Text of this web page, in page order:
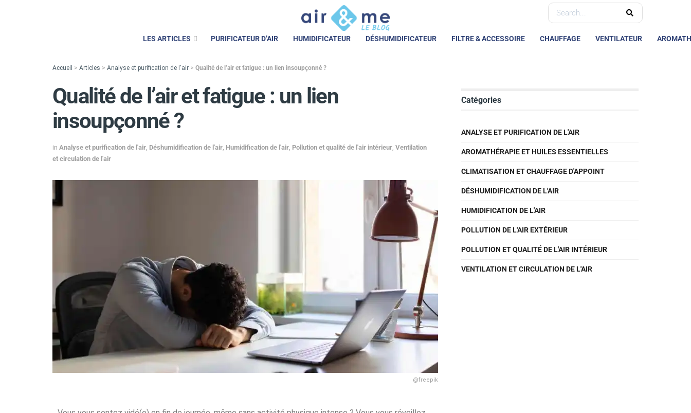
LES ARTICLES PURIFICATEUR D’AIR HUMIDIFICATEUR DÉSHUMIDIFICATEUR FILTRE & ACCESSOIRE CHAUFFAGE VENTILATEUR
Accueil > Articles > Analyse et purification de l'air > Qualité de l’air et fatigue : un lien insoupçonné ?
Qualité de l’air et fatigue : un lien
insoupçonné ?
in Analyse et purification de l'air Déshumidification de l'air Humidification de l'air Pollution et qualité de l'air intérieur Ventilation
et circulation de l'air
@freepik
Catégories
ANALYSE ET PURIFICATION DE L'AIR
AROMATHÉRAPIE ET HUILES ESSENTIELLES
CLIMATISATION ET CHAUFFAGE D'APPOINT
DÉSHUMIDIFICATION DE L'AIR
HUMIDIFICATION DE L'AIR
POLLUTION DE L'AIR EXTÉRIEUR
POLLUTION ET QUALITÉ DE L'AIR INTÉRIEUR
VENTILATION ET CIRCULATION DE L'AIR